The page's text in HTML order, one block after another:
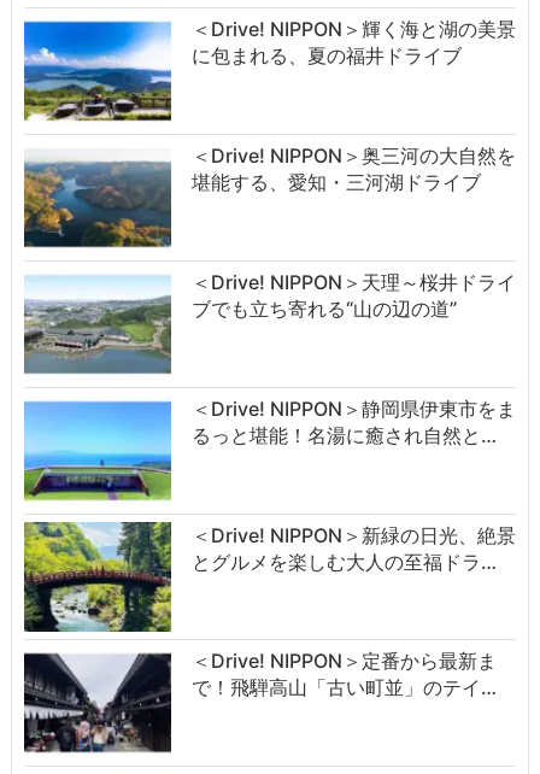
＜Drive! NIPPON＞輝く海と湖の美景
に包まれる、夏の福井ドライブ
＜Drive! NIPPON＞奥三河の大自然を
堪能する、愛知・三河湖ドライブ
＜Drive! NIPPON＞天理～桜井ドライ
ブでも立ち寄れる“山の辺の道”
＜Drive! NIPPON＞静岡県伊東市をま
るっと堪能！名湯に癒され自然と…
＜Drive! NIPPON＞新緑の日光、絶景
とグルメを楽しむ大人の至福ドラ…
＜Drive! NIPPON＞定番から最新ま
で！飛騨高山「古い町並」のテイ…